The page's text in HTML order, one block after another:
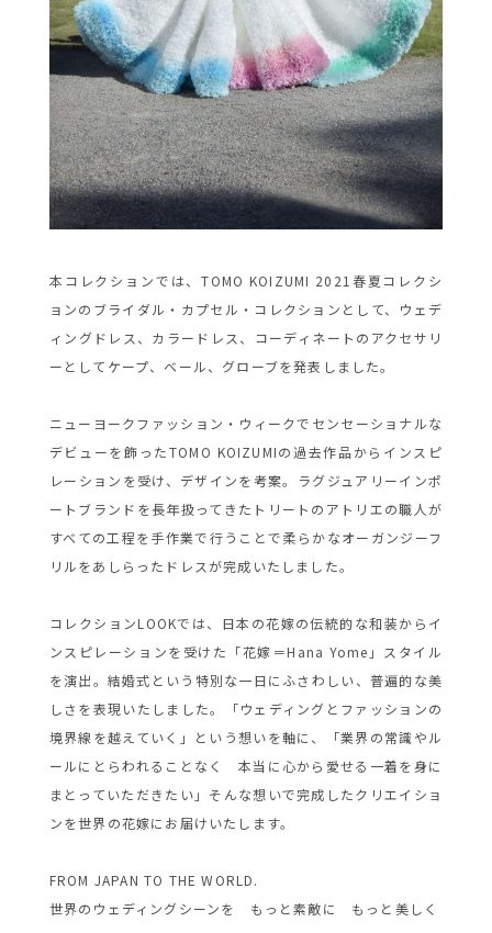
本コレクションでは、TOMO KOIZUMI 2021春夏コレクシ
ョンのブライダル・カプセル・コレクションとして、ウェデ
ィングドレス、カラードレス、コーディネートのアクセサリ
ーとしてケープ、ベール、グローブを発表しました。
ニューヨークファッション・ウィークでセンセーショナルな
デビューを飾ったTOMO KOIZUMIの過去作品からインスピ
レーションを受け、デザインを考案。ラグジュアリーインポ
ートブランドを長年扱ってきたトリートのアトリエの職人が
すべての工程を手作業で行うことで柔らかなオーガンジーフ
リルをあしらったドレスが完成いたしました。
コレクションLOOKでは、日本の花嫁の伝統的な和装からイ
ンスピレーションを受けた「花嫁＝Hana Yome」スタイル
を演出。結婚式という特別な一日にふさわしい、普遍的な美
しさを表現いたしました。「ウェディングとファッションの
境界線を越えていく」という想いを軸に、「業界の常識やル
ールにとらわれることなく 本当に心から愛せる一着を身に
まとっていただきたい」そんな想いで完成したクリエイショ
ンを世界の花嫁にお届けいたします。
FROM JAPAN TO THE WORLD.
世界のウェディングシーンを もっと素敵に もっと美しく